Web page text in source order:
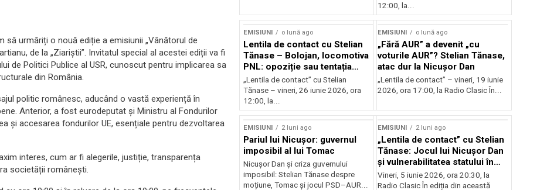
să urmăriți o nouă ediție a emisiunii „Vânătorul de
de la „Ziariștii”. Invitatul special al acestei ediții va fi
de Politici Publice al USR, cunoscut pentru implicarea sa
din România.
politic românesc, aducând o vastă experiență în
Anterior, a fost eurodeputat și Ministru al Fondurilor
și accesarea fondurilor UE, esențiale pentru dezvoltarea
interes, cum ar fi alegerile, justiție, transparența
societății românești.
12:00, la...
EMISIUNI o lună ago
Lentila de contact cu Stelian
Tănase – Bolojan, locomotiva
PNL: opoziție sau tentația
puterii?
„Lentila de contact” cu Stelian
Tănase – vineri, 26 iunie 2026, ora
12:00, la...
EMISIUNI o lună ago
„Fără AUR” a devenit „cu
voturile AUR”? Stelian Tănase,
atac dur la Nicușor Dan
„Lentila de contact” – vineri, 19 iunie
2026, ora 17:00, la Radio Clasic În...
EMISIUNI 2 luni ago
Pariul lui Nicușor: guvernul
imposibil al lui Tomac
Nicușor Dan și criza guvernului
imposibil: Stelian Tănase despre
moțiune, Tomac și jocul PSD–AUR...
EMISIUNI 2 luni ago
„Lentila de contact” cu Stelian
Tănase: Jocul lui Nicușor Dan
și vulnerabilitatea statului în
fața crizelor
Vineri, 5 iunie 2026, ora 20:30, la
Radio Clasic În ediția din această